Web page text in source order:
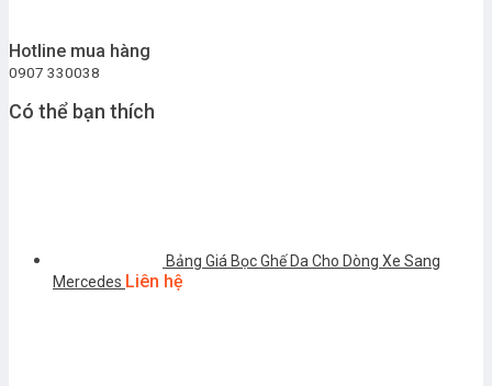
Hotline mua hàng
0907 330038
Có thể bạn thích
Bảng Giá Bọc Ghế Da Cho Dòng Xe Sang
Mercedes Liên hệ